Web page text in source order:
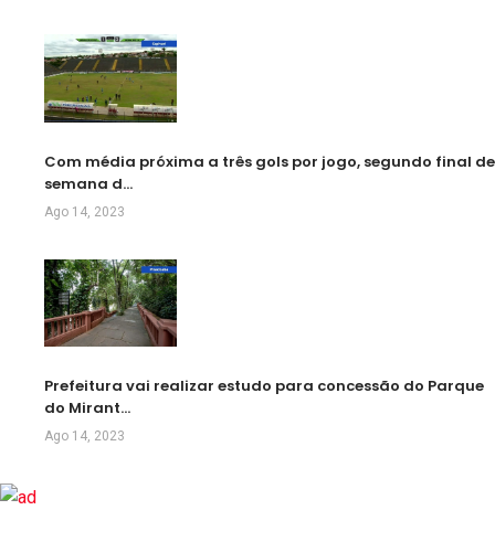
Com média próxima a três gols por jogo, segundo final de
semana d…
Ago 14, 2023
Prefeitura vai realizar estudo para concessão do Parque
do Mirant…
Ago 14, 2023